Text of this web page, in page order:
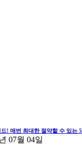
! 매번 최대한 절약할 수 있는
07월 04일